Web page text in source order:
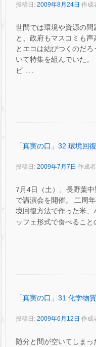
投稿日: 2009年8月24日 作成
世間では環境や資源の問
と、政府もマスコミも
とエコは結びつくのだ
いて特集を組んでいた
ビ …
「真実の口」32 環境回
投稿日: 2009年7月7日 作成
7月4日（土）、長野葉
で講演会を開催。 二周
境回復方法で作った米
ッフェ形式で食べるこ
「真実の口」31 化学物
投稿日: 2009年6月12日 作成
随分と間が空いてしま